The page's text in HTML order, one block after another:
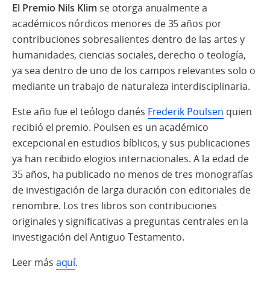
El Premio Nils Klim se otorga anualmente a
académicos nórdicos menores de 35 años por
contribuciones sobresalientes dentro de las artes y
humanidades, ciencias sociales, derecho o teología,
ya sea dentro de uno de los campos relevantes solo o
mediante un trabajo de naturaleza interdisciplinaria.
Este año fue el teólogo danés Frederik Poulsen quien
recibió el premio. Poulsen es un académico
excepcional en estudios bíblicos, y sus publicaciones
ya han recibido elogios internacionales. A la edad de
35 años, ha publicado no menos de tres monografías
de investigación de larga duración con editoriales de
renombre. Los tres libros son contribuciones
originales y significativas a preguntas centrales en la
investigación del Antiguo Testamento.
Leer más aquí.